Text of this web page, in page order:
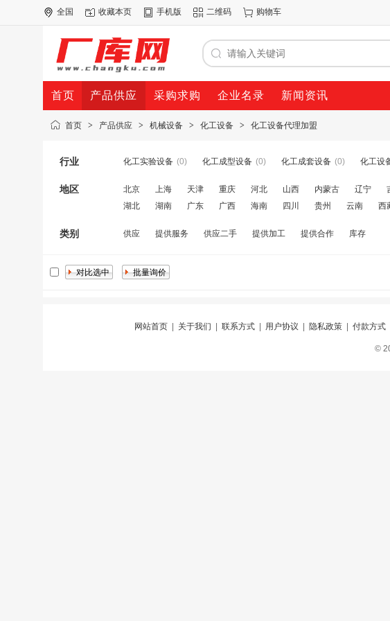
全国 收藏本页 手机版 二维码 购物车
首页 产品供应 采购求购 企业名录 新闻资讯
首页 > 产品供应 > 机械设备 > 化工设备 > 化工设备代理加盟
行业 化工实验设备 (0) 化工成型设备 (0) 化工成套设备 (0) 化工设
地区 北京 上海 天津 重庆 河北 山西 内蒙古 辽宁
湖北
湖南 广东 广西 海南 四川 贵州 云南 西
类别 供应 提供服务 供应二手 提供加工 提供合作 库存
网站首页| 关于我们 联系方式| 用户协议 隐私政策| 付款方式
©